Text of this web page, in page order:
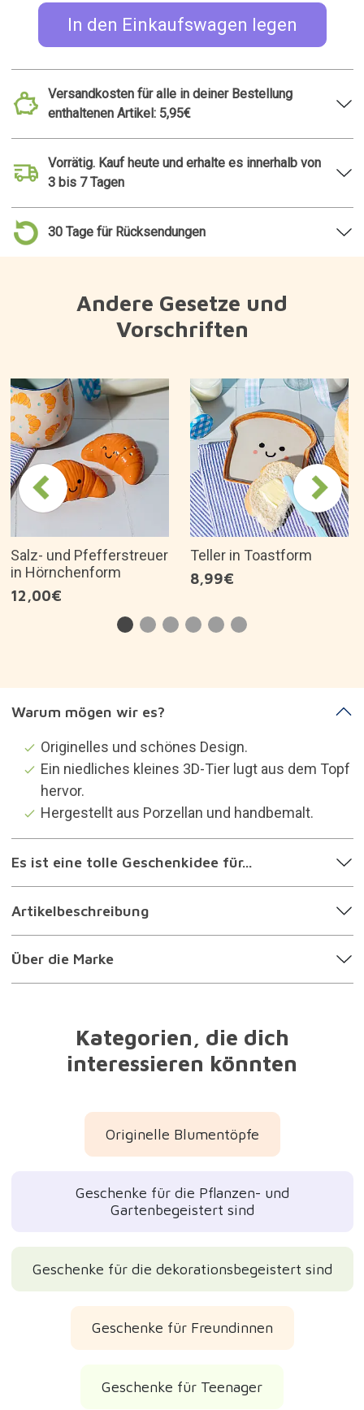
In den Einkaufswagen legen
Versandkosten für alle in deiner Bestellung
enthaltenen Artikel: 5,95€
Vorrätig. Kauf heute und erhalte es innerhalb von
3 bis 7 Tagen
30 Tage für Rücksendungen
Andere Gesetze und
Vorschriften
Salz- und Pfefferstreuer
in Hörnchenform
12,00€
Teller in Toastform
8,99€
Warum mögen wir es?
Originelles und schönes Design.
Ein niedliches kleines 3D-Tier lugt aus dem Topf
hervor.
Hergestellt aus Porzellan und handbemalt.
Es ist eine tolle Geschenkidee für...
Artikelbeschreibung
Über die Marke
Kategorien, die dich
interessieren könnten
Originelle Blumentöpfe
Geschenke für die Pflanzen- und
Gartenbegeistert sind
Geschenke für die dekorationsbegeistert sind
Geschenke für Freundinnen
Geschenke für Teenager